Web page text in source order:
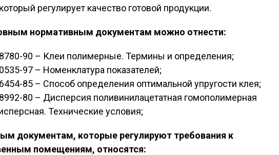
регулирует качество готовой продукции.
нормативным документам можно отнести:
90 – Клеи полимерные. Термины и определения;
97 – Номенклатура показателей;
85 – Способ определения оптимальной упругости клея;
80 – Дисперсия поливинилацетатная гомополимерная
Технические условия;
документам, которые регулируют требования к
помещениям, относятся: